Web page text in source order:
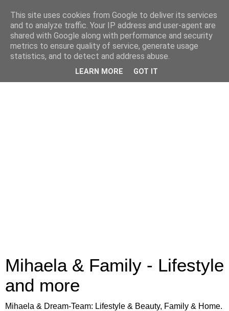
Mihaela & Family - Lifestyle
and more
Mihaela & Dream-Team: Lifestyle & Beauty, Family & Home.
This site uses cookies from Google to deliver its services
and to analyze traffic. Your IP address and user-agent are
shared with Google along with performance and security
metrics to ensure quality of service, generate usage
statistics, and to detect and address abuse.
LEARN MORE GOT IT